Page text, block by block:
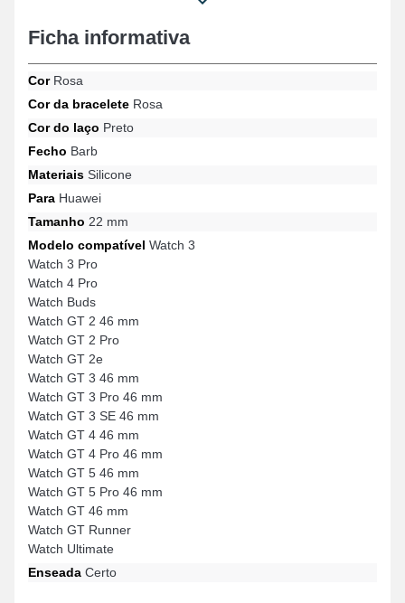
Ficha informativa
CorRosa
Cor da bracelete Rosa
Cor do laço Preto
Fecho Barb
Materiais Silicone
Para Huawei
Tamanho 22 mm
Modelo compatível Watch 3
Watch 3 Pro
Watch 4 Pro
Watch Buds
Watch GT 2 46 mm
Watch GT 2 Pro
Watch GT 2e
Watch GT 3 46 mm
Watch GT 3 Pro 46 mm
Watch GT 3 SE 46 mm
Watch GT 4 46 mm
Watch GT 4 Pro 46 mm
Watch GT 5 46 mm
Watch GT 5 Pro 46 mm
Watch GT 46 mm
Watch GT Runner
Watch Ultimate
Enseada Certo